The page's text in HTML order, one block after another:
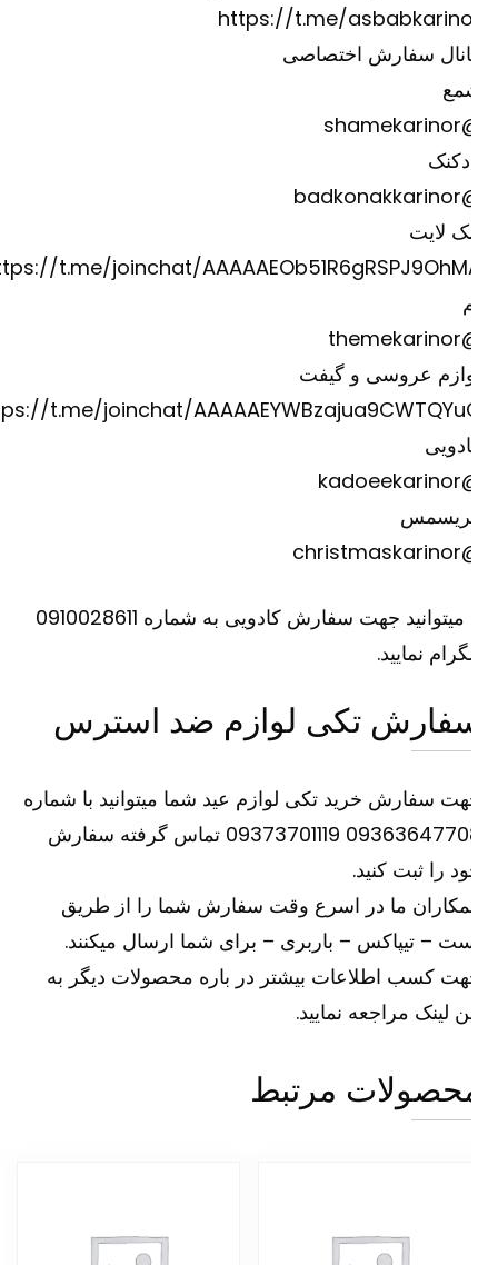
https://t.me/
سفارش اختصاصی
لایت
https://t.me/joinchat/
عروسی و گیفت
https://t.me/joinchat/
یا میتوانید جهت سفارش کادویی به شماره 0910028611
نمایید.
تکی لوازم ضد استرس
سفارش خرید تکی لوازم عید شما میتوانید با شماره
09363647708 09373701119 تماس گرفته سفارش
را ثبت کنید.
ما در اسرع وقت سفارش شما را از طریق
– تیپاکس – باربری – برای شما ارسال میکنند.
کسب اطلاعات بیشتر در باره محصولات دیگر به
لینکمراجعه نمایید.
مرتبط